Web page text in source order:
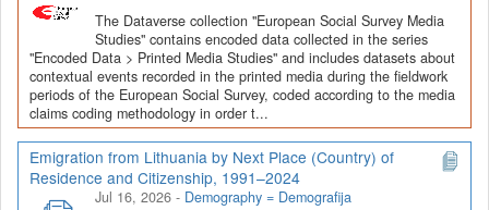
The Dataverse collection "European Social Survey Media
Studies" contains encoded data collected in the series
"Encoded Data > Printed Media Studies" and includes datasets about
contextual events recorded in the printed media during the fieldwork
periods of the European Social Survey, coded according to the media
claims coding methodology in order t...
Emigration from Lithuania by Next Place (Country) of
Residence and Citizenship, 1991–2024
Jul 16, 2026 - Demography = Demografija